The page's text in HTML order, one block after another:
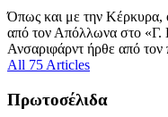
Όπως και με την Κέρκυρα,
από τον Απόλλωνα στο «Γ.
Ανσαριφάρντ ήρθε από τον
All 75 Articles
Πρωτοσέλιδα